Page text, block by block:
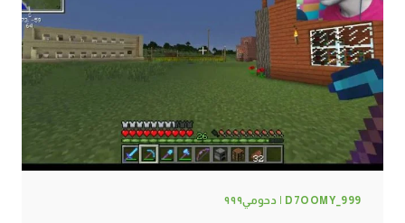
D7OOMY_999 | دحومي٩٩٩